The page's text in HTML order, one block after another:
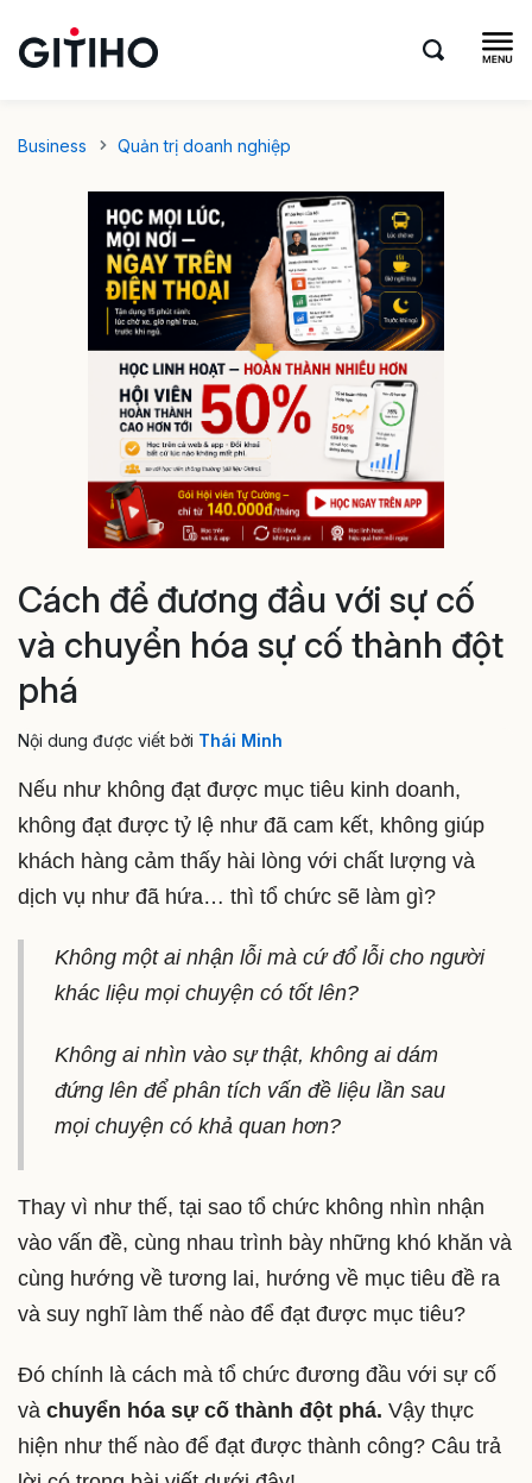
Business Quản trị doanh nghiệp
Cách để đương đầu với sự cố
và chuyển hóa sự cố thành đột
phá
Nội dung được viết bởi Thái Minh
Nếu như không đạt được mục tiêu kinh doanh,
không đạt được tỷ lệ như đã cam kết, không giúp
khách hàng cảm thấy hài lòng với chất lượng và
dịch vụ như đã hứa… thì tổ chức sẽ làm gì?
Không một ai nhận lỗi mà cứ đổ lỗi cho người
khác liệu mọi chuyện có tốt lên?
Không ai nhìn vào sự thật, không ai dám
đứng lên để phân tích vấn đề liệu lần sau
mọi chuyện có khả quan hơn?
Thay vì như thế, tại sao tổ chức không nhìn nhận
vào vấn đề, cùng nhau trình bày những khó khăn và
cùng hướng về tương lai, hướng về mục tiêu đề ra
và suy nghĩ làm thế nào để đạt được mục tiêu?
Đó chính là cách mà tổ chức đương đầu với sự cố
và chuyển hóa sự cố thành đột phá. Vậy thực
hiện như thế nào để đạt được thành công? Câu trả